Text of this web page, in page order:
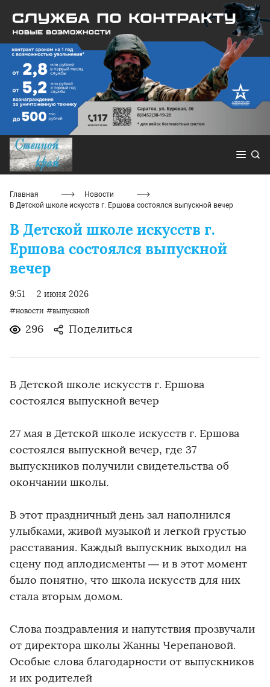
Главная
Новости
В Детской школе искусств г. Ершова состоялся выпускной вечер
В Детской школе искусств г.
Ершова состоялся выпускной
вечер
9:51 2 июня 2026
#новости #выпускной
296 Поделиться
В Детской школе искусств г. Ершова
состоялся выпускной вечер
27 мая в Детской школе искусств г. Ершова
состоялся выпускной вечер, где 37
выпускников получили свидетельства об
окончании школы.
В этот праздничный день зал наполнился
улыбками, живой музыкой и легкой грустью
расставания. Каждый выпускник выходил на
сцену под аплодисменты — и в этот момент
было понятно, что школа искусств для них
стала вторым домом.
Слова поздравления и напутствия прозвучали
от директора школы Жанны Черепановой.
Особые слова благодарности от выпускников
и их родителей